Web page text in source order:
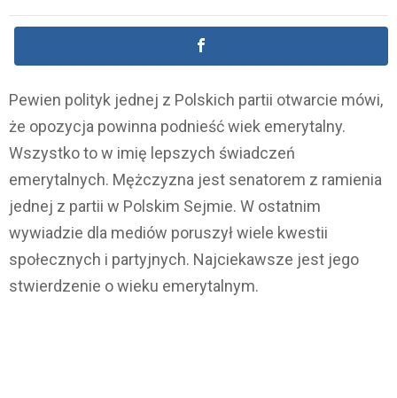
Pewien polityk jednej z Polskich partii otwarcie mówi,
że opozycja powinna podnieść wiek emerytalny.
Wszystko to w imię lepszych świadczeń
emerytalnych. Mężczyzna jest senatorem z ramienia
jednej z partii w Polskim Sejmie. W ostatnim
wywiadzie dla mediów poruszył wiele kwestii
społecznych i partyjnych. Najciekawsze jest jego
stwierdzenie o wieku emerytalnym.